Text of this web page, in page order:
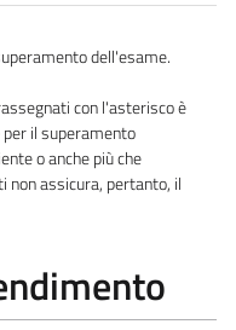
dell'esame.
con l'asterisco è
il superamento
o anche più che
assicura, pertanto, il